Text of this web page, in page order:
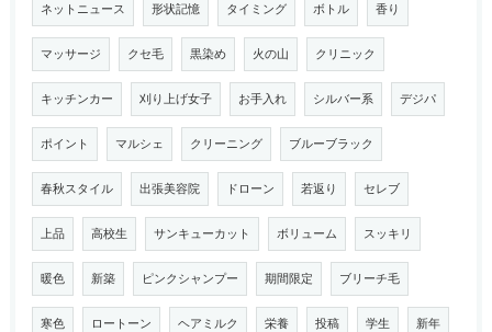
ネットニュース 形状記憶 タイミング ボトル 香り
マッサージ クセ毛 黒染め 火の山 クリニック
キッチンカー 刈り上げ女子 お手入れ シルバー系 デジパ
ポイント マルシェ クリーニング ブルーブラック
春秋スタイル 出張美容院 ドローン 若返り セレブ
上品 高校生 サンキューカット ボリューム スッキリ
暖色 新築 ピンクシャンプー 期間限定 ブリーチ毛
寒色 ロートーン ヘアミルク 栄養 投稿 学生 新年